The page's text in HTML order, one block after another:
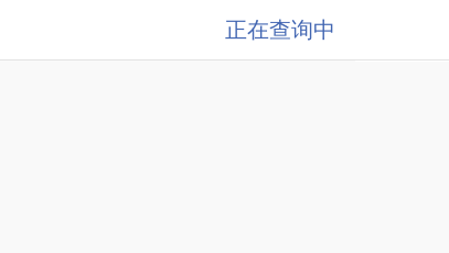
正在查询中